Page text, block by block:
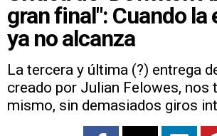
gran final": Cuando la
ya no alcanza
La tercera y última (?) entrega
creado por Julian Felowes, nos
mismo, sin demasiados giros